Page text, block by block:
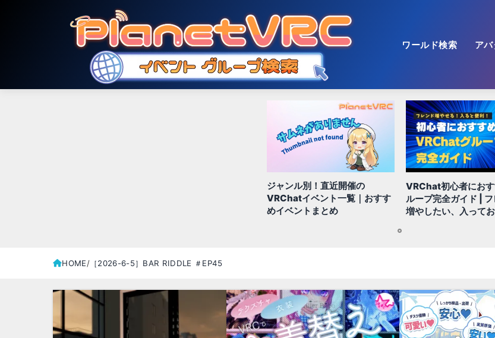
ワールド検索 ア
ジャンル別！直近開催の
VRChatイベント一覧｜おすす
めイベントまとめ
VRChat初心者にお
ループ完全ガイド |
増やしたい、入って
HOME ［2026-6-5］BAR RIDDLE ＃EP45